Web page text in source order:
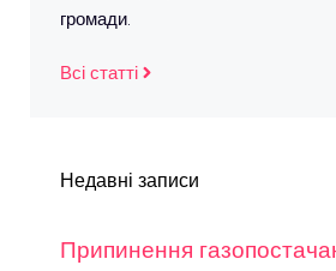
громади.
Всі статті
Недавні записи
Припинення